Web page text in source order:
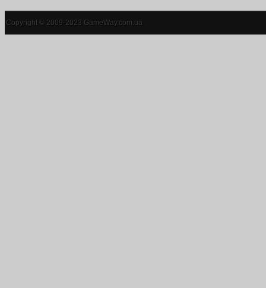
Copyright © 2009-2023 GameWay.com.ua